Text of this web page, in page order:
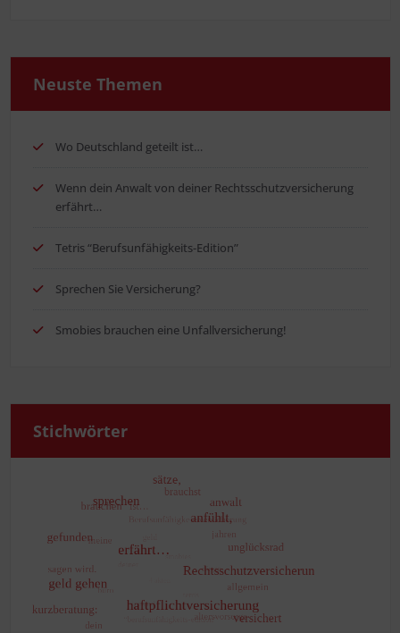
Neus­te Themen
Wo Deutsch­land geteilt ist…
Wenn dein Anwalt von dei­ner Rechts­schutz­ver­si­che­rung
erfährt…
Tetris “Berufs­un­fä­hig­keits-Edi­ti­on”
Spre­chen Sie Versicherung?
Smo­bies brau­chen eine Unfallversicherung!
Stich­wör­ter